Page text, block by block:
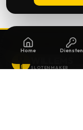
Home Diensten
SLOTENMAKER